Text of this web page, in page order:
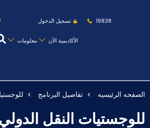
19838 تسجيل الدخول
الأكاديمية الأن معلومات
عن الأكاديمية
النقل البحري
المجمعات
الصفحه الرئيسيه تفاصيل البرنامج
للوجستيات النقل الدولي